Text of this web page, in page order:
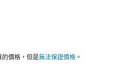
的價格，但是無法保證價格 。